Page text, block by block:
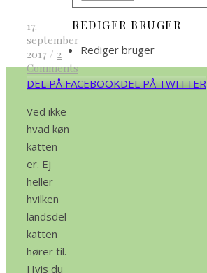
17.
september
2017 / 2
Comments
DEL PÅ FACEBOOKDEL PÅ TWITTER
Ved ikke
hvad køn
katten
er. Ej
heller
hvilken
landsdel
katten
hører til.
Hvis du
REDIGER BRUGER
Rediger bruger